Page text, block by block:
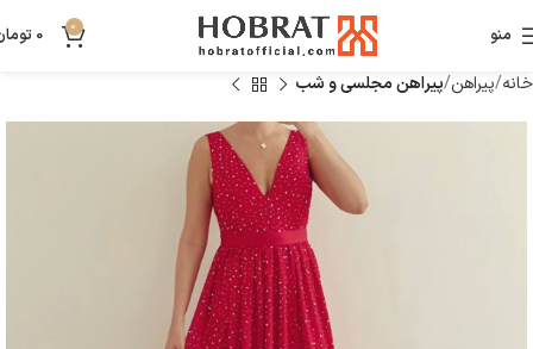
منو 0
0
خانه پیراهن پیراهن مجلسی و شب